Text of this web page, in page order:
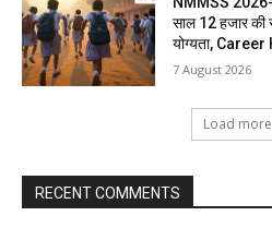
साल 12 हजार
योग्यता,
7 August 2026
Load more
RECENT COMMENTS